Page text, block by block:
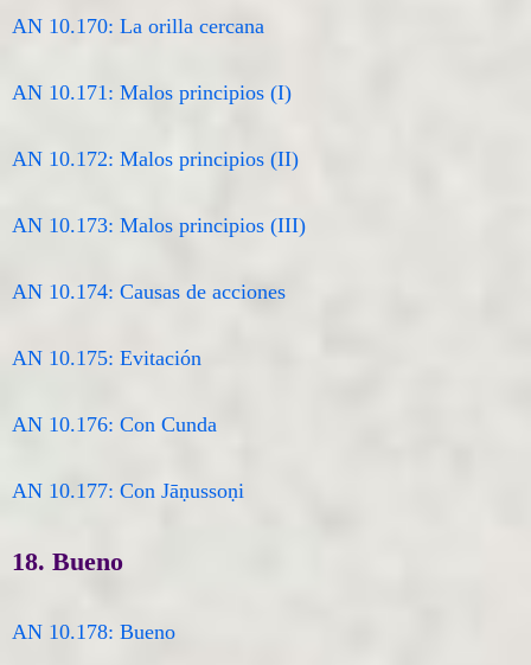
AN 10.170: La orilla cercana
AN 10.171: Malos principios (I)
AN 10.172: Malos principios (II)
AN 10.173: Malos principios (III)
AN 10.174: Causas de acciones
AN 10.175: Evitación
AN 10.176: Con Cunda
AN 10.177: Con Jāṇussoṇi
18. Bueno
AN 10.178: Bueno